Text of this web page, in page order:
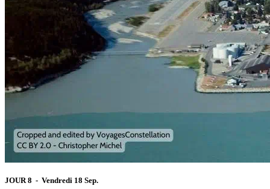
JOUR 8 - Vendredi 18 Sep.